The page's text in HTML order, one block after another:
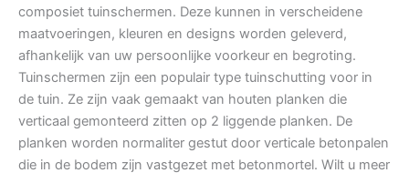
composiet tuinschermen. Deze kunnen in verscheidene
maatvoeringen, kleuren en designs worden geleverd,
afhankelijk van uw persoonlijke voorkeur en begroting.
Tuinschermen zijn een populair type tuinschutting voor in
de tuin. Ze zijn vaak gemaakt van houten planken die
verticaal gemonteerd zitten op 2 liggende planken. De
planken worden normaliter gestut door verticale betonpalen
die in de bodem zijn vastgezet met betonmortel. Wilt u meer